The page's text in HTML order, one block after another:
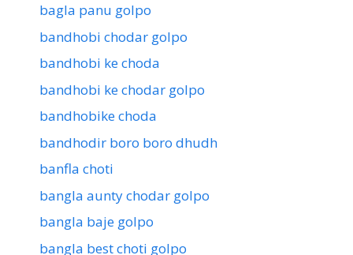
bagla panu golpo
bandhobi chodar golpo
bandhobi ke choda
bandhobi ke chodar golpo
bandhobike choda
bandhodir boro boro dhudh
banfla choti
bangla aunty chodar golpo
bangla baje golpo
bangla best choti golpo